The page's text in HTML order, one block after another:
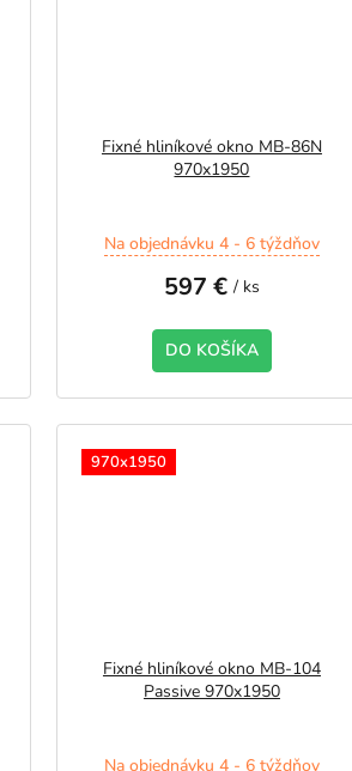
Fixné hliníkové okno MB-86N
970x1950
Na objednávku 4 - 6 týždňov
597 € / ks
DO KOŠÍKA
970x1950
Fixné hliníkové okno MB-104
Passive 970x1950
Na objednávku 4 - 6 týždňov